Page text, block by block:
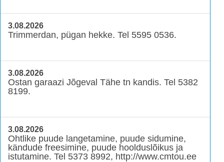
3.08.2026
Trimmerdan, pügan hekke. Tel 5595 0536.
3.08.2026
Ostan garaazi Jõgeval Tähe tn kandis. Tel 5382
8199.
3.08.2026
Ohtlike puude langetamine, puude sidumine,
kändude freesimine, puude hoolduslõikus ja
istutamine. Tel 5373 8992, http://www.cmtou.ee